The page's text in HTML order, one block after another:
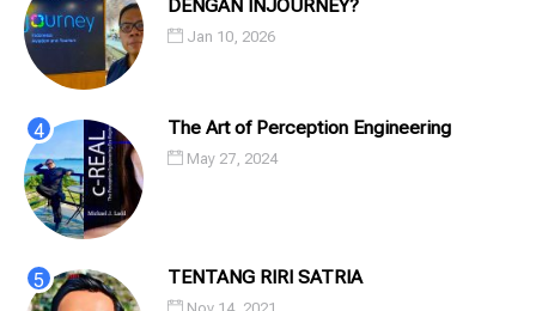
DENGAN INJOURNEY?
Jan 10, 2026
The Art of Perception Engineering
May 27, 2024
TENTANG RIRI SATRIA